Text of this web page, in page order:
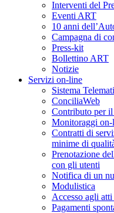
Interventi del
Eventi ART
10 anni
Campagna di
Press-kit
Bollettino ART
Notizie
Servizi on-line
Sistema
ConciliaWeb
Contributo per
Monitoraggi on-
Contratti di
minime di
Prenotazione
con gli utenti
Notifica di un
Modulistica
Accesso agli
Pagamenti